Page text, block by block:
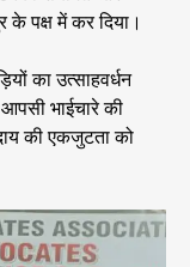
के पक्ष में कर दिया।
का उत्साहवर्धन
भाईचारे की
की एकजुटता को